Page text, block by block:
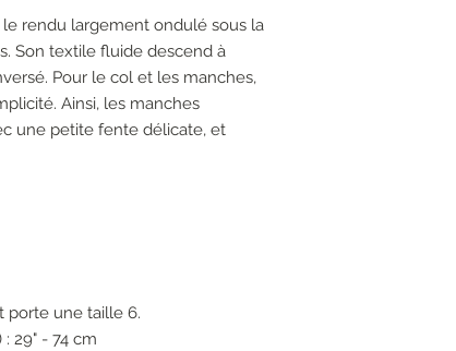
rendu largement ondulé sous la
Son textile fluide descend à
Pour le col et les manches,
Ainsi, les manches
une petite fente délicate, et
porte une taille 6.
29" - 74 cm